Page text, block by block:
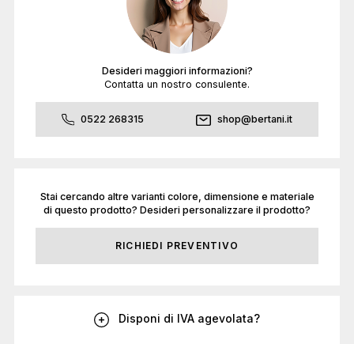
Desideri maggiori informazioni?
Contatta un nostro consulente.
0522 268315 shop@bertani.it
Stai cercando altre varianti colore, dimensione e materiale
di questo prodotto? Desideri personalizzare il prodotto?
RICHIEDI PREVENTIVO
Disponi di IVA agevolata?